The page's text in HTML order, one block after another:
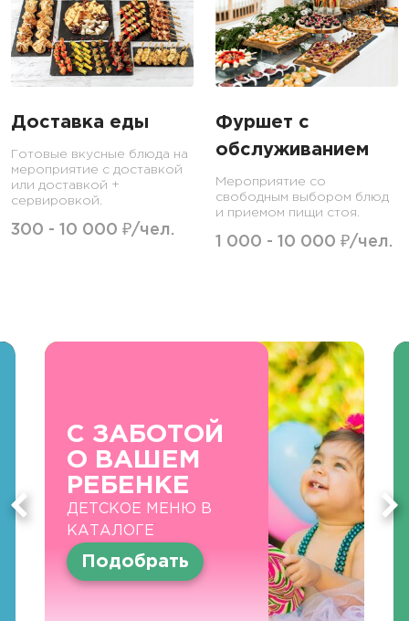
Доставка еды
Готовые вкусные блюда на
мероприятие с доставкой
или доставкой +
сервировкой.
300 - 10 000 ₽/чел.
Фуршет с
обслуживанием
Мероприятие со
свободным выбором блюд
и приемом пищи стоя.
1 000 - 10 000 ₽/чел.
С ЗАБОТОЙ
О ВАШЕМ
РЕБЕНКЕ
ДЕТСКОЕ МЕНЮ В
КАТАЛОГЕ
Подобрать